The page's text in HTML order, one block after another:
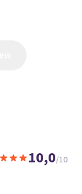
10,0/10